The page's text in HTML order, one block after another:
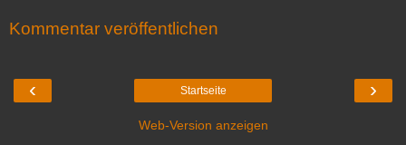
Kommentar veröffentlichen
‹ ›
Startseite
Web-Version anzeigen